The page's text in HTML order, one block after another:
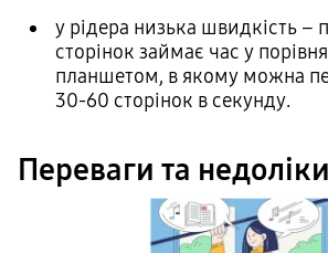
у рідера низька швидкість –
сторінок займає час у
планшетом, в якому можна
30-60 сторінок в секунду.
Переваги та